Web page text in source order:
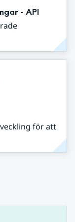
- API
för att